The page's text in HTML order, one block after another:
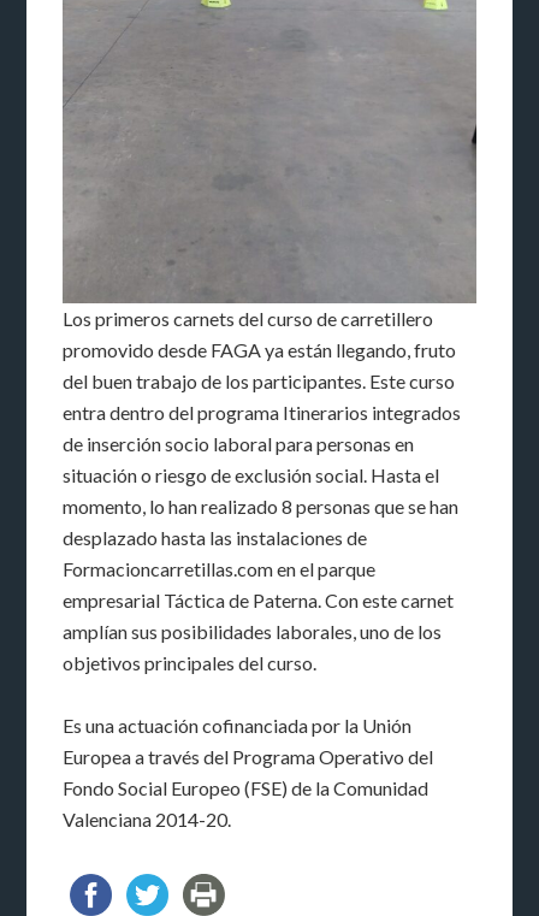
Los primeros carnets del curso de carretillero
promovido desde FAGA ya están llegando, fruto
del buen trabajo de los participantes. Este curso
entra dentro del programa Itinerarios integrados
de inserción socio laboral para personas en
situación o riesgo de exclusión social. Hasta el
momento, lo han realizado 8 personas que se han
desplazado hasta las instalaciones de
Formacioncarretillas.com en el parque
empresarial Táctica de Paterna. Con este carnet
amplían sus posibilidades laborales, uno de los
objetivos principales del curso.
Es una actuación cofinanciada por la Unión
Europea a través del Programa Operativo del
Fondo Social Europeo (FSE) de la Comunidad
Valenciana 2014-20.